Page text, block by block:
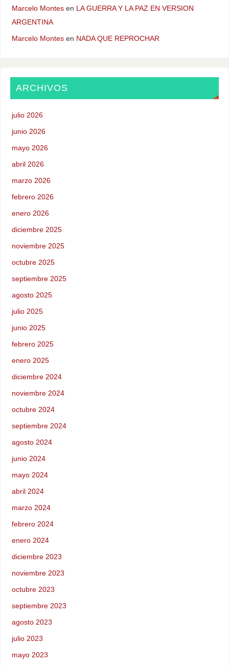
Marcelo Montesen LA GUERRA Y LA PAZ EN VERSION
ARGENTINA
Marcelo Montesen NADA QUE REPROCHAR
ARCHIVOS
julio 2026
junio 2026
mayo 2026
abril 2026
marzo 2026
febrero 2026
enero 2026
diciembre 2025
noviembre 2025
octubre 2025
septiembre 2025
agosto 2025
julio 2025
junio 2025
febrero 2025
enero 2025
diciembre 2024
noviembre 2024
octubre 2024
septiembre 2024
agosto 2024
junio 2024
mayo 2024
abril 2024
marzo 2024
febrero 2024
enero 2024
diciembre 2023
noviembre 2023
octubre 2023
septiembre 2023
agosto 2023
julio 2023
mayo 2023